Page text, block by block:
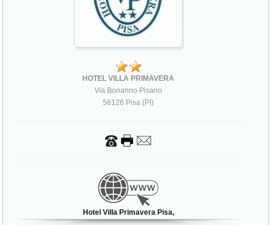
HOTEL VILLA PRIMAVERA
Via Bonanno Pisano
56126 Pisa (PI)
Hotel Villa Primavera Pisa,